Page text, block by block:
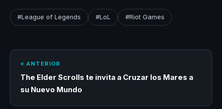
#League of Legends #LoL #Riot Games
« ANTERIOR
The Elder Scrolls te invita a Cruzar los Mares a
su Nuevo Mundo